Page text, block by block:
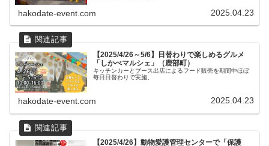
hakodate-event.com 2025.04.23
【2025/4/26～5/6】日替わりで楽しめるグルメ
「しかべマルシェ」（鹿部町）
キッチンカーとブース出店によるフード販売を期間中ほぼ
毎日日替わりで実施。
hakodate-event.com 2025.04.23
【2025/4/26】動物愛護管理センターで「保護